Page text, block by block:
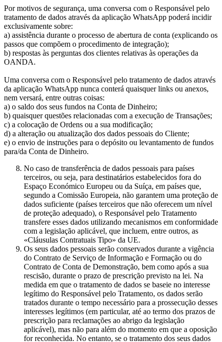
Por motivos de segurança, uma conversa com o Responsável pelo
tratamento de dados através da aplicação WhatsApp poderá incidir
exclusivamente sobre:
a) assistência durante o processo de abertura de conta (explicando os
passos que compõem o procedimento de integração);
b) respostas às perguntas dos clientes relativas às operações da
OANDA.
Uma conversa com o Responsável pelo tratamento de dados através
da aplicação WhatsApp nunca conterá quaisquer links ou anexos,
nem versará, entre outras coisas:
a) o saldo dos seus fundos na Conta de Dinheiro;
b) quaisquer questões relacionadas com a execução de Transações;
c) a colocação de Ordens ou a sua modificação;
d) a alteração ou atualização dos dados pessoais do Cliente;
e) o envio de instruções para o depósito ou levantamento de fundos
para/da Conta de Dinheiro.
No caso de transferência de dados pessoais para países
terceiros, ou seja, para destinatários estabelecidos fora do
Espaço Económico Europeu ou da Suíça, em países que,
segundo a Comissão Europeia, não garantem uma proteção de
dados suficiente (países terceiros que não oferecem um nível
de proteção adequado), o Responsável pelo Tratamento
transfere esses dados utilizando mecanismos em conformidade
com a legislação aplicável, que incluem, entre outros, as
«Cláusulas Contratuais Tipo» da UE.
Os seus dados pessoais serão conservados durante a vigência
do Contrato de Serviço de Informação e Formação ou do
Contrato de Conta de Demonstração, bem como após a sua
rescisão, durante o prazo de prescrição previsto na lei. Na
medida em que o tratamento de dados se baseie no interesse
legítimo do Responsável pelo Tratamento, os dados serão
tratados durante o tempo necessário para a prossecução desses
interesses legítimos (em particular, até ao termo dos prazos de
prescrição para reclamações ao abrigo da legislação
aplicável), mas não para além do momento em que a oposição
for reconhecida. No entanto, se o tratamento dos seus dados